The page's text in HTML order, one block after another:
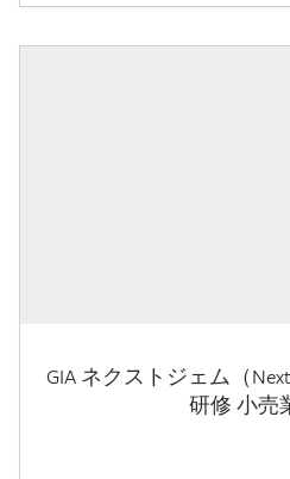
GIA ネクストジェム（
研修 小売